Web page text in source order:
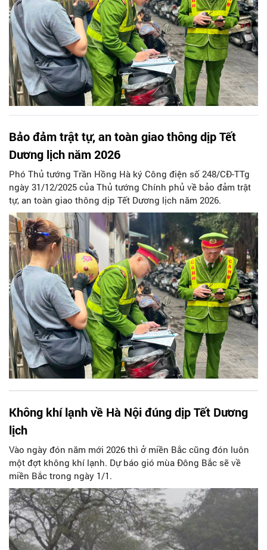
Bảo đảm trật tự, an toàn giao thông dịp Tết
Dương lịch năm 2026
Phó Thủ tướng Trần Hồng Hà ký Công điện số 248/CĐ-TTg
ngày 31/12/2025 của Thủ tướng Chính phủ về bảo đảm trật
tự, an toàn giao thông dịp Tết Dương lịch năm 2026.
Không khí lạnh về Hà Nội đúng dịp Tết Dương
lịch
Vào ngày đón năm mới 2026 thì ở miền Bắc cũng đón luôn
một đợt không khí lạnh. Dự báo gió mùa Đông Bắc sẽ về
miền Bắc trong ngày 1/1.